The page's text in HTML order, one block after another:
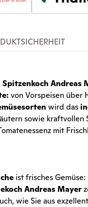
Spitzenkoch Andreas
von Vorspeisen über
wird das
sowie kraftvollen
mit
ist frisches
Andreas Mayer
wie Sie aus